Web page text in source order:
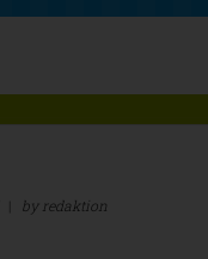
by redaktion